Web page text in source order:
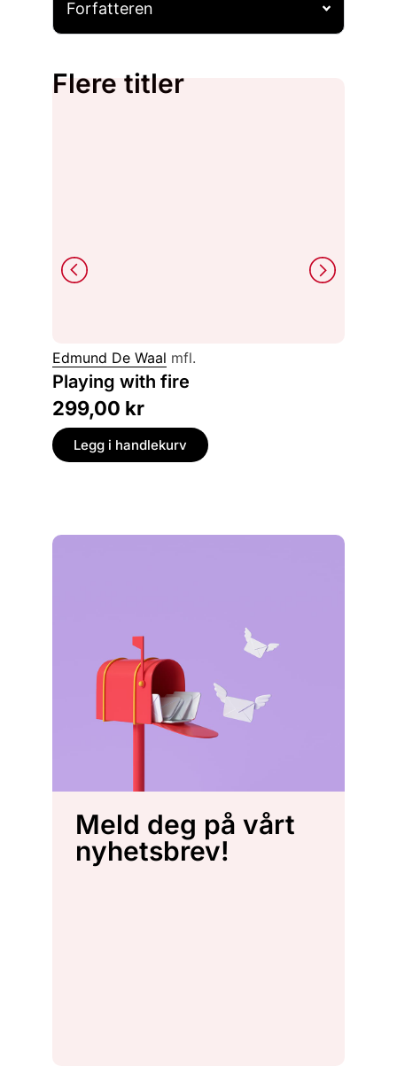
Forfatteren
Flere titler
Edmund De Waal mfl.
Playing with fire
299,00 kr
Legg i handlekurv
Meld deg på vårt
nyhetsbrev!